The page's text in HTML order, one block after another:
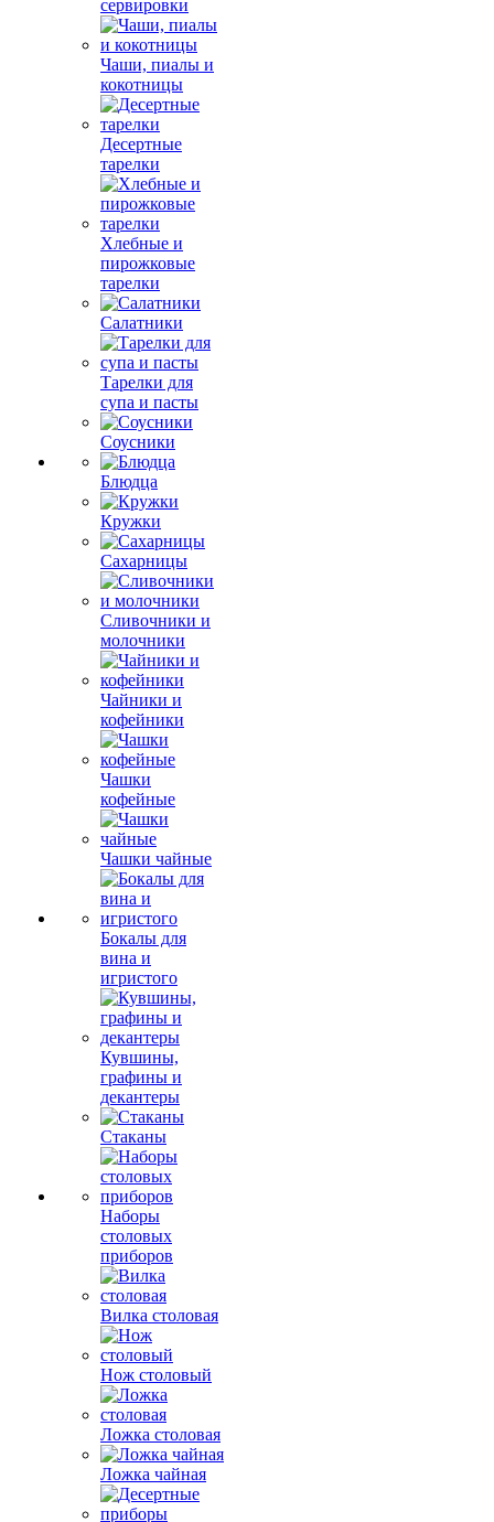
сервировки
Чаши, пиалы и
кокотницы
Десертные
тарелки
Хлебные и
пирожковые
тарелки
Салатники
Тарелки для
супа и пасты
Соусники
Блюдца
Кружки
Сахарницы
Сливочники и
молочники
Чайники и
кофейники
Чашки
кофейные
Чашки чайные
Бокалы для
вина и
игристого
Кувшины,
графины и
декантеры
Стаканы
Наборы
столовых
приборов
Вилка столовая
Нож столовый
Ложка столовая
Ложка чайная